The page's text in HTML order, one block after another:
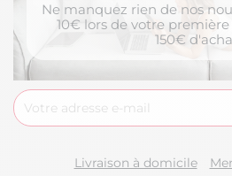
Ne manquez rien de nos
10€ lors de votre
150€
Livraison à domicile